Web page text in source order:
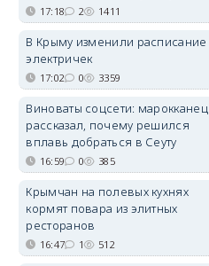
17:18 2 1411
В Крыму изменили расписание
электричек
17:02 0 3359
Виноваты соцсети: марокканец
рассказал, почему решился
вплавь добраться в Сеуту
16:59 0 385
Крымчан на полевых кухнях
кормят повара из элитных
ресторанов
16:47 1 512